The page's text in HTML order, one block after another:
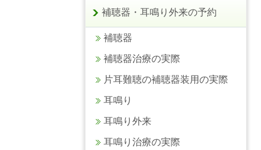
補聴器・耳鳴り外来の予約
補聴器
補聴器治療の実際
片耳難聴の補聴器装用の実際
耳鳴り
耳鳴り外来
耳鳴り治療の実際